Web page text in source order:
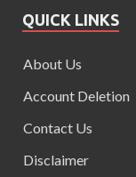
QUICK LINKS
About Us
Account Deletion
Contact Us
Disclaimer